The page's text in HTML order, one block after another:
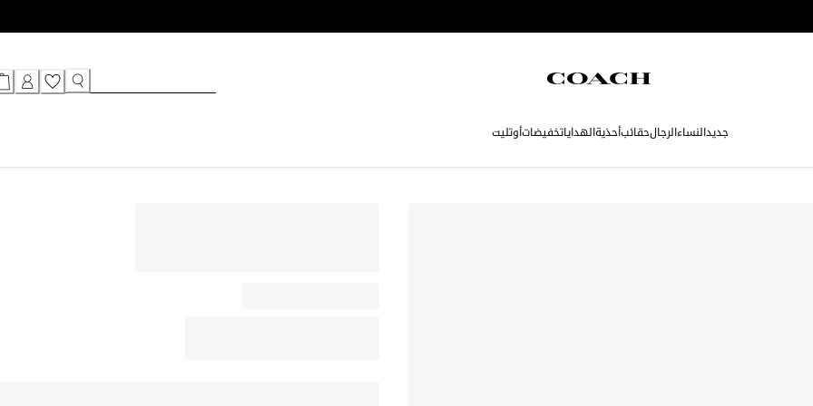
جديدالنساءالرجالحقائبأحذيةالهداياتخفيضاتأوتليت